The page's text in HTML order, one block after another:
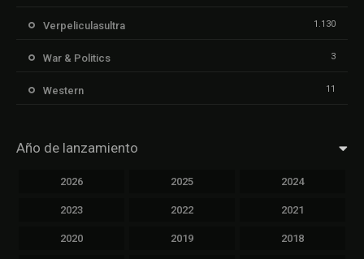
Verpeliculasultra 1.130
War & Politics 3
Western 11
Año de lanzamiento
2026 2025 2024
2023 2022 2021
2020 2019 2018